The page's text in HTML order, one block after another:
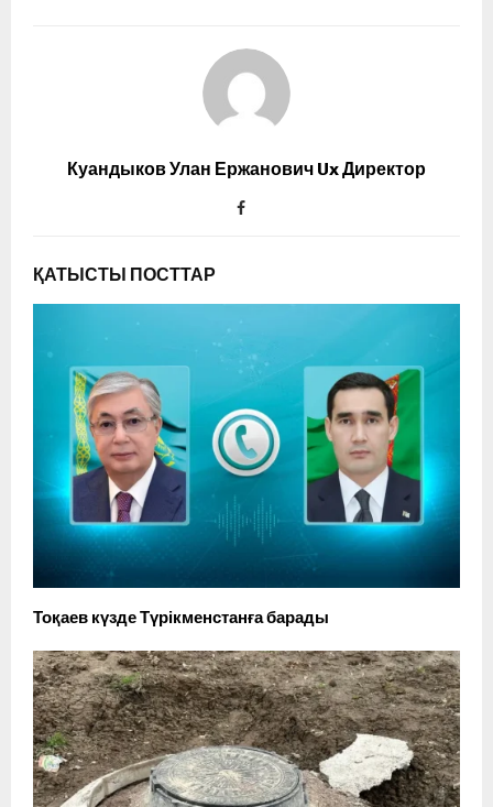
Куандыков Улан Ержанович Ux Директор
ҚАТЫСТЫ ПОСТТАР
Тоқаев күзде Түрікменстанға барады